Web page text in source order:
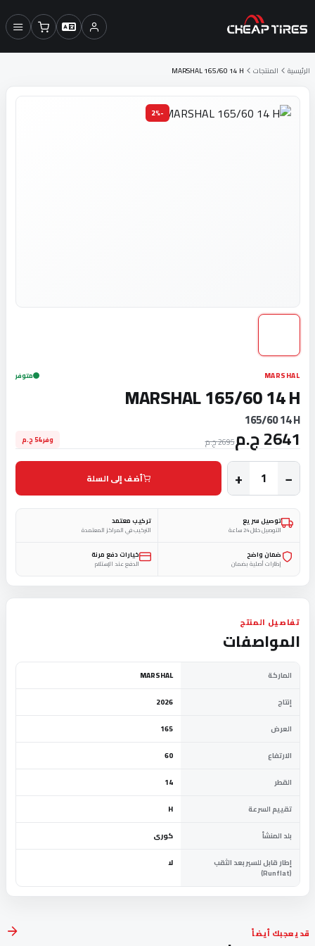
الرئيسية المنتجات MARSHAL 165/60 14 H
-2%
MARSHAL متوفر
MARSHAL 165/60 14 H
165/60 14 H
2641 ج.م 2695 ج.م وفر 54 ج.م
−
+ أضف إلى السلة
توصيل سريع
التوصيل خلال 24 ساعة
تركيب معتمد
التركيب في المراكز المعتمدة
ضمان واضح
إطارات أصلية بضمان
خيارات دفع مرنة
الدفع عند الإستلام
تفاصيل المنتج
المواصفات
الماركة
MARSHAL
إنتاج
2026
العرض
165
الارتفاع
60
القطر
14
تقييم السرعة
H
بلد المنشأ
كورى
إطار قابل للسير بعد الثقب
(Runflat)
لا
قد يعجبك أيضاً